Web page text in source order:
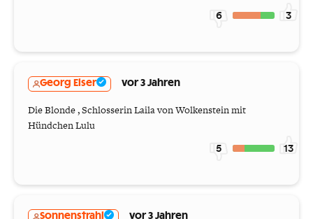
6 3
Georg Elser vor 3 Jahren
Die Blonde , Schlosserin Laila von Wolkenstein mit
Hündchen Lulu
5 13
Sonnenstrahl vor 3 Jahren